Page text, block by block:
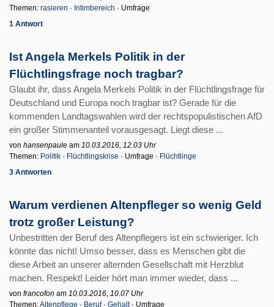
Themen: rasieren · Intimbereich · Umfrage
1 Antwort
Ist Angela Merkels Politik in der
Flüchtlingsfrage noch tragbar?
Glaubt ihr, dass Angela Merkels Politik in der Flüchtlingsfrage für
Deutschland und Europa noch tragbar ist? Gerade für die
kommenden Landtagswahlen wird der rechtspopulistischen AfD
ein großer Stimmenanteil vorausgesagt. Liegt diese ...
von hansenpaule am 10.03.2016, 12.03 Uhr
Themen: Politik · Flüchtlingskrise · Umfrage · Flüchtlinge
3 Antworten
Warum verdienen Altenpfleger so wenig Geld
trotz großer Leistung?
Unbestritten der Beruf des Altenpflegers ist ein schwieriger. Ich
könnte das nicht! Umso besser, dass es Menschen gibt die
diese Arbeit an unserer alternden Gesellschaft mit Herzblut
machen. Respekt! Leider hört man immer wieder, dass ...
von francofon am 10.03.2016, 10.07 Uhr
Themen:Altenpflege · Beruf· Gehalt· Umfrage